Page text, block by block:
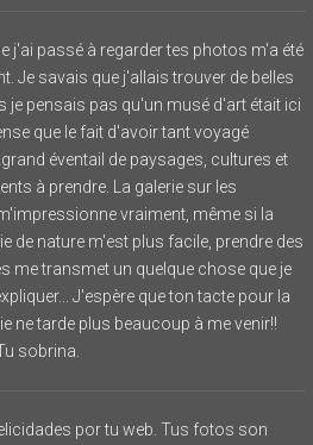
j'ai passé à regarder tes photos m'a été
Je savais que j'allais trouver de belles
je pensais pas qu'un musé d'art était ici
que le fait d'avoir tant voyagé
éventail de paysages, cultures et
à prendre. La galerie sur les
vraiment, même si la
de nature m'est plus facile, prendre des
me transmet un quelque chose que je
J'espère que ton tacte pour la
ne tarde plus beaucoup à me venir!!
sobrina.
por tu web. Tus fotos son